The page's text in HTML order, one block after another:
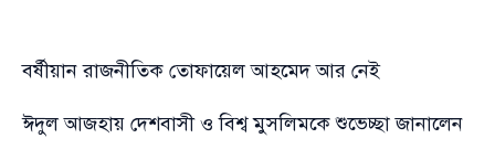
বর্ষীয়ান রাজনীতিক তোফায়েল আহমেদ আর নেই
ঈদুল আজহায় দেশবাসী ও বিশ্ব মুসলিমকে শুভেচ্ছা জানালেন